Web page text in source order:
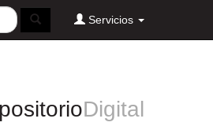
Servicios
Digital